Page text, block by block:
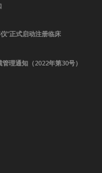
”正式启动注册临床
理通知（2022年第30号）